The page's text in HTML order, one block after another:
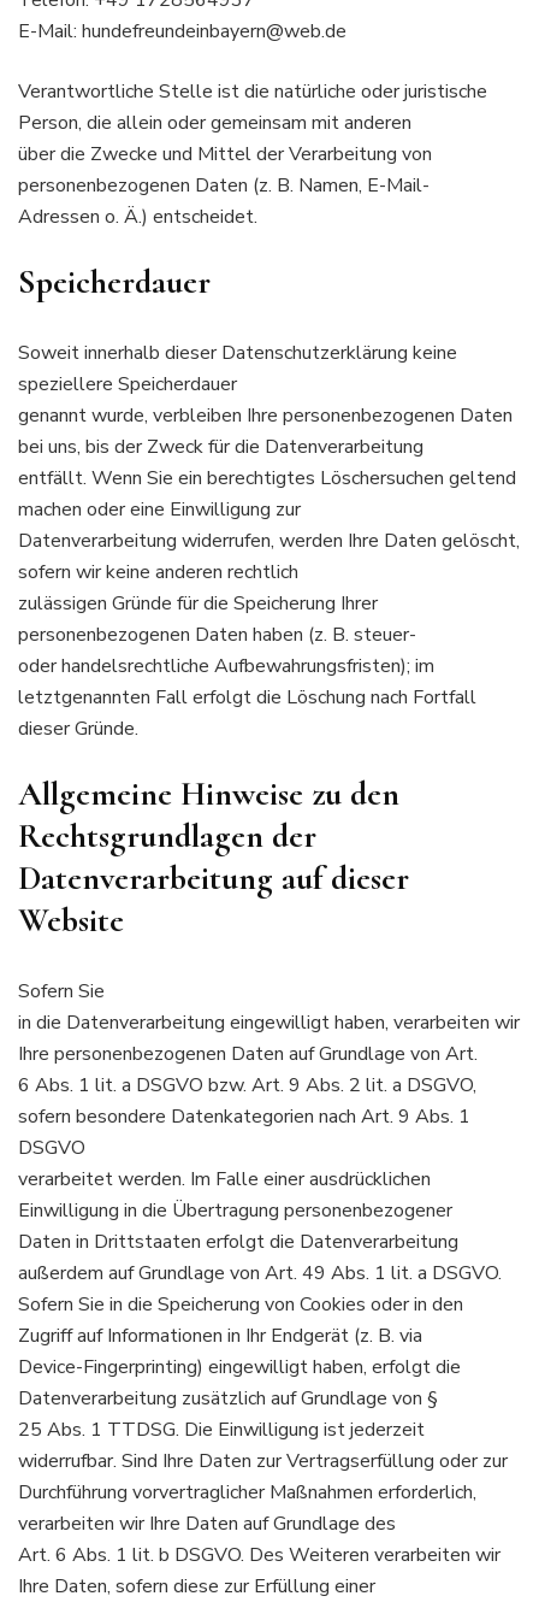
E-Mail: hundefreundeinbayern@web.de
Verantwortliche Stelle ist die natürliche oder juristische
Person, die allein oder gemeinsam mit anderen
über die Zwecke und Mittel der Verarbeitung von
personenbezogenen Daten (z. B. Namen, E-Mail-
Adressen o. Ä.) entscheidet.
Speicherdauer
Soweit innerhalb dieser Datenschutzerklärung keine
speziellere Speicherdauer
genannt wurde, verbleiben Ihre personenbezogenen Daten
bei uns, bis der Zweck für die Datenverarbeitung
entfällt. Wenn Sie ein berechtigtes Löschersuchen geltend
machen oder eine Einwilligung zur
Datenverarbeitung widerrufen, werden Ihre Daten gelöscht,
sofern wir keine anderen rechtlich
zulässigen Gründe für die Speicherung Ihrer
personenbezogenen Daten haben (z. B. steuer-
oder handelsrechtliche Aufbewahrungsfristen); im
letztgenannten Fall erfolgt die Löschung nach Fortfall
dieser Gründe.
Allgemeine Hinweise zu den
Rechtsgrundlagen der
Datenverarbeitung auf dieser
Website
Sofern Sie
in die Datenverarbeitung eingewilligt haben, verarbeiten wir
Ihre personenbezogenen Daten auf Grundlage von Art.
6 Abs. 1 lit. a DSGVO bzw. Art. 9 Abs. 2 lit. a DSGVO,
sofern besondere Datenkategorien nach Art. 9 Abs. 1
DSGVO
verarbeitet werden. Im Falle einer ausdrücklichen
Einwilligung in die Übertragung personenbezogener
Daten in Drittstaaten erfolgt die Datenverarbeitung
außerdem auf Grundlage von Art. 49 Abs. 1 lit. a DSGVO.
Sofern Sie in die Speicherung von Cookies oder in den
Zugriff auf Informationen in Ihr Endgerät (z. B. via
Device-Fingerprinting) eingewilligt haben, erfolgt die
Datenverarbeitung zusätzlich auf Grundlage von §
25 Abs. 1 TTDSG. Die Einwilligung ist jederzeit
widerrufbar. Sind Ihre Daten zur Vertragserfüllung oder zur
Durchführung vorvertraglicher Maßnahmen erforderlich,
verarbeiten wir Ihre Daten auf Grundlage des
Art. 6 Abs. 1 lit. b DSGVO. Des Weiteren verarbeiten wir
Ihre Daten, sofern diese zur Erfüllung einer